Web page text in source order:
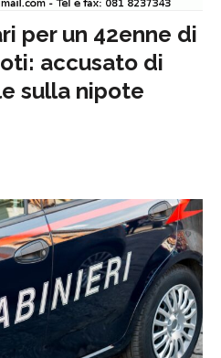
per un 42enne di
accusato di
sulla nipote